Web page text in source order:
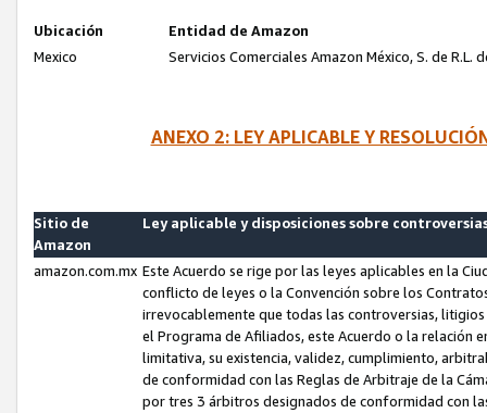
Ubicación
Entidad de Amazon
Mexico
Servicios Comerciales Amazon México, S. de R.L.
ANEXO 2: LEY APLICABLE Y
Sitio de
Amazon
Ley aplicable y disposiciones sobre
amazon.com.mx Este Acuerdo se rige por las leyes aplicables en la
conflicto de leyes o la Convención sobre los
irrevocablemente que todas las controversias,
el Programa de Afiliados, este Acuerdo o la relación
limitativa, su existencia, validez, cumplimiento,
de conformidad con las Reglas de Arbitraje de la
por tres 3 árbitros designados de conformidad con las